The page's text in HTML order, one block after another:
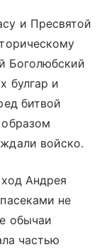
и Пресвятой
Боголюбский
булгар и
битвой
войско.
Андрея
не
обычаи
частью